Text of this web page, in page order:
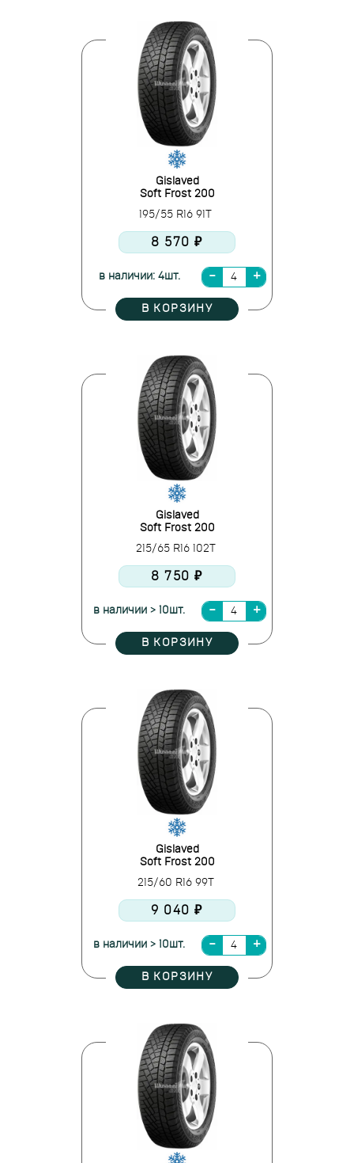
Gislaved
Soft Frost 200
195/55 R16 91T
8 570 ₽
в наличии: 4шт.
В КОРЗИНУ
Gislaved
Soft Frost 200
215/65 R16 102T
8 750 ₽
в наличии > 10шт.
В КОРЗИНУ
Gislaved
Soft Frost 200
215/60 R16 99T
9 040 ₽
в наличии > 10шт.
В КОРЗИНУ